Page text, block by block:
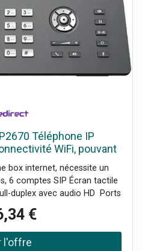
Téléphone IP
WiFi, pouvant
SIP et 12 lignes.
box internet, nécessite un
6 comptes SIP Écran tactile
duplex avec audio HD Ports
Panneau avant
Prise RJ9 pour
l'EHS avec Poly Wi-Fi bi-
et 5Ghz).
€